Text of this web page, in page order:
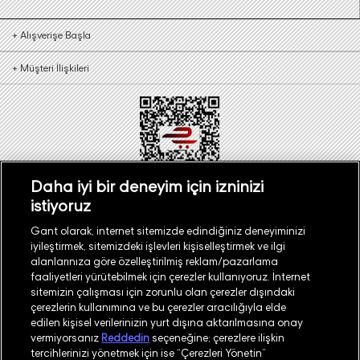
hemen başlayın!
Erkek Plaj Havlusu Modelleri
GANT erkek plaj havlusu koleksiyonu, erkeklerin cildine konforlu
bir dokunuş sunmak ve yaz stillerini yükseltmek için kaliteli ve şık
havlu çeşitlerinden oluşuyor. Logolu, çizgili, desenli ve düz renkli
modellerden oluşan GANT erkek havlular, özellikle farklı
tasarımlara sahip GANTerkek mayo şortmodelleriyle kusursuz
bir uyum sunuyor.
Plaj havlusu seçerken göz önünde bulundurmanız gereken
birçok önemli nokta bulunmaktadır.
Boyut
Seçeceğiniz plaj havlusunun öncelikle sizin için uygun boyut ve
ölçülerde olup olmadığına dikkat etmelisiniz. İhtiyacınızdan
küçük ya da büyük bir deniz havlusu satın alırsanız tatil keyfiniz
ve konforunuz bozulabilir. Bu sebeple hem boyunuza hem vücut
ölçülerinize uyan bir plaj havlusu satın almalısınız. Eğer
havlunuzu kurulanmak için kullanmadığınız zamanlarda plaj
+Alışverişe Başla
+Müşteri İlişkileri
Türkiye Mağaza Bul
©2026GANT
Daha iyi bir deneyim için izninizi
istiyoruz
Gant olarak, internet sitemizde edindiğiniz deneyiminizi
iyileştirmek, sitemizdeki işlevleri kişiselleştirmek ve ilgi
alanlarınıza göre özelleştirilmiş reklam/pazarlama
faaliyetleri yürütebilmek için çerezler kullanıyoruz. İnternet
sitemizin çalışması için zorunlu olan çerezler dışındaki
çerezlerin kullanımına ve bu çerezler aracılığıyla elde
edilen kişisel verilerinizin yurt dışına aktarılmasına onay
vermiyorsanız Reddedin seçeneğine; çerezlere ilişkin
tercihlerinizi yönetmek için ise “Çerezleri Yönetin”